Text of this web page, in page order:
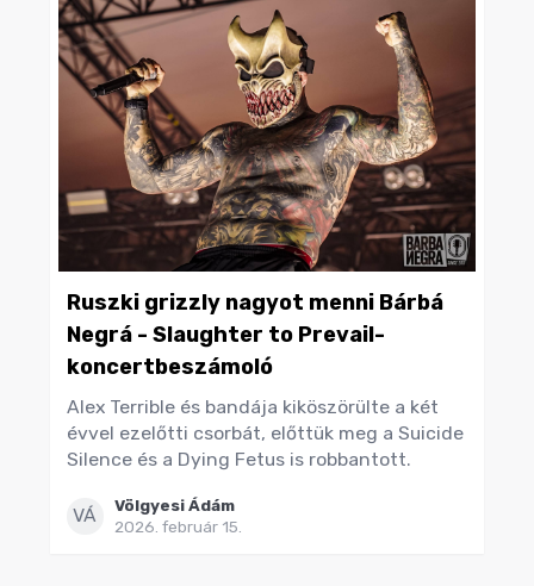
Ruszki grizzly nagyot menni Bárbá
Negrá - Slaughter to Prevail-
koncertbeszámoló
Alex Terrible és bandája kiköszörülte a két
évvel ezelőtti csorbát, előttük meg a Suicide
Silence és a Dying Fetus is robbantott.
VÁ
Völgyesi Ádám
2026. február 15.